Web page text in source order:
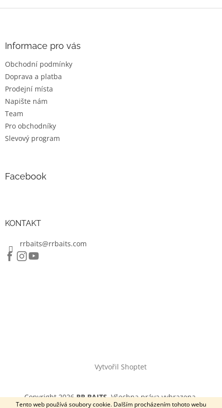
Tento web používá soubory cookie. Dalším procházením tohoto webu
v
Informace pro vás
Obchodní podmínky
Doprava a platba
Prodejní místa
Napište nám
Team
Pro obchodníky
Slevový program
Facebook
KONTAKT
rrbaits@rrbaits.com
Vytvořil Shoptet
Copyright 2026RR BAITS. Všechna práva vyhrazena.